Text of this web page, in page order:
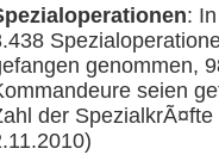
:
genommen,
seien
der